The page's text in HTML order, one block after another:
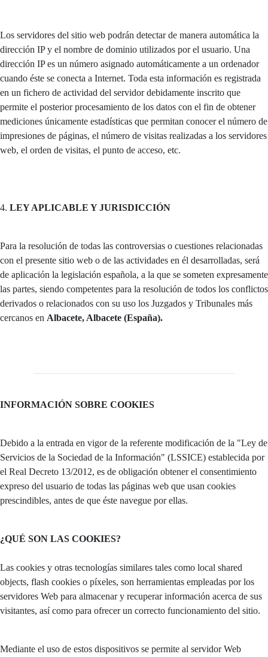
Los servidores del sitio web podrán detectar de manera automática la
dirección IP y el nombre de dominio utilizados por el usuario. Una
dirección IP es un número asignado automáticamente a un ordenador
cuando éste se conecta a Internet. Toda esta información es registrada
en un fichero de actividad del servidor debidamente inscrito que
permite el posterior procesamiento de los datos con el fin de obtener
mediciones únicamente estadísticas que permitan conocer el número de
impresiones de páginas, el número de visitas realizadas a los servidores
web, el orden de visitas, el punto de acceso, etc.
4. LEY APLICABLE Y JURISDICCIÓN
Para la resolución de todas las controversias o cuestiones relacionadas
con el presente sitio web o de las actividades en él desarrolladas, será
de aplicación la legislación española, a la que se someten expresamente
las partes, siendo competentes para la resolución de todos los conflictos
derivados o relacionados con su uso los Juzgados y Tribunales más
cercanos en Albacete, Albacete (España).
INFORMACIÓN SOBRE COOKIES
Debido a la entrada en vigor de la referente modificación de la "Ley de
Servicios de la Sociedad de la Información" (LSSICE) establecida por
el Real Decreto 13/2012, es de obligación obtener el consentimiento
expreso del usuario de todas las páginas web que usan cookies
prescindibles, antes de que éste navegue por ellas.
¿QUÉ SON LAS COOKIES?
Las cookies y otras tecnologías similares tales como local shared
objects, flash cookies o píxeles, son herramientas empleadas por los
servidores Web para almacenar y recuperar información acerca de sus
visitantes, así como para ofrecer un correcto funcionamiento del sitio.
Mediante el uso de estos dispositivos se permite al servidor Web